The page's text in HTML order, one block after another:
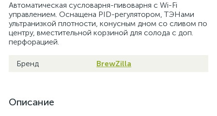
Автоматическая сусловарня-пивоварня с Wi-Fi
управлением. Оснащена PID-регулятором, ТЭНами
ультранизкой плотности, конусным дном со сливом по
центру, вместительной корзиной для солода с доп.
перфорацией.
Бренд BrewZilla
Описание